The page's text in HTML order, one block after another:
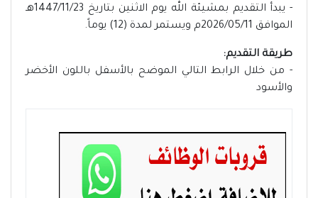
- يبدأ التقديم بمشيئة الله يوم الاثنين بتاريخ 1447/11/23هـ
الموافق 2026/05/11م ويستمر لمدة (12) يوماً.
طريقة التقديم:
- من خلال الرابط التالي الموضح بالأسفل باللون الأخضر
والأسود